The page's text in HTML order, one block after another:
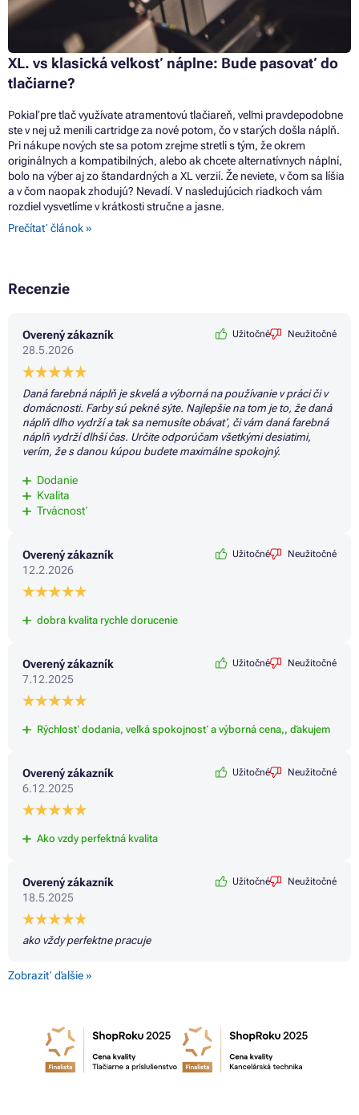
XL. vs klasická veľkosť náplne: Bude pasovať do
tlačiarne?
Pokiaľ pre tlač využívate atramentovú tlačiareň, veľmi pravdepodobne
ste v nej už menili cartridge za nové potom, čo v starých došla náplň.
Pri nákupe nových ste sa potom zrejme stretli s tým, že okrem
originálnych a kompatibilných, alebo ak chcete alternatívnych náplní,
bolo na výber aj zo štandardných a XL verzií. Že neviete, v čom sa líšia
a v čom naopak zhodujú? Nevadí. V nasledujúcich riadkoch vám
rozdiel vysvetlíme v krátkosti stručne a jasne.
Prečítať článok »
Recenzie
Overený zákazník
28.5.2026
Užitočné Neužitočné
Daná farebná náplň je skvelá a výborná na používanie v práci či v
domácnosti. Farby sú pekné sýte. Najlepšie na tom je to, že daná
náplň dlho vydrží a tak sa nemusíte obávať, či vám daná farebná
náplň vydrží dlhší čas. Určite odporúčam všetkými desiatimi,
verím, že s danou kúpou budete maximálne spokojný.
Dodanie
Kvalita
Trvácnosť
Overený zákazník
12.2.2026
Užitočné Neužitočné
dobra kvalita rychle dorucenie
Overený zákazník
7.12.2025
Užitočné Neužitočné
Rýchlosť dodania, veľká spokojnosť a výborná cena,, ďakujem
Overený zákazník
6.12.2025
Užitočné Neužitočné
Ako vzdy perfektná kvalita
Overený zákazník
18.5.2025
Užitočné Neužitočné
ako vždy perfektne pracuje
Zobraziť ďalšie »